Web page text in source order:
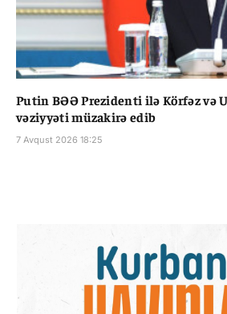
Putin BƏƏ Prezidenti ilə Körfəz və
vəziyyəti müzakirə edib
7 Avqust 2026 18:25